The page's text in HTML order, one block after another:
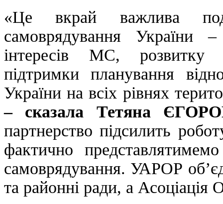
«Це вкрай важлива
самоврядування України
інтересів МС, розвитку
підтримки планування
України на всіх рівнях
– сказала Тетяна
партнерство підсилить
фактично
самоврядування. УАРОР
та районні ради, а